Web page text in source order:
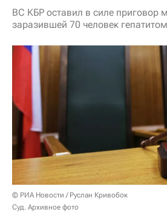
ВС КБР оставил в силе приговор
заразившей 70 человек
© РИА Новости / Руслан Кривобок
Суд. Архивное фото